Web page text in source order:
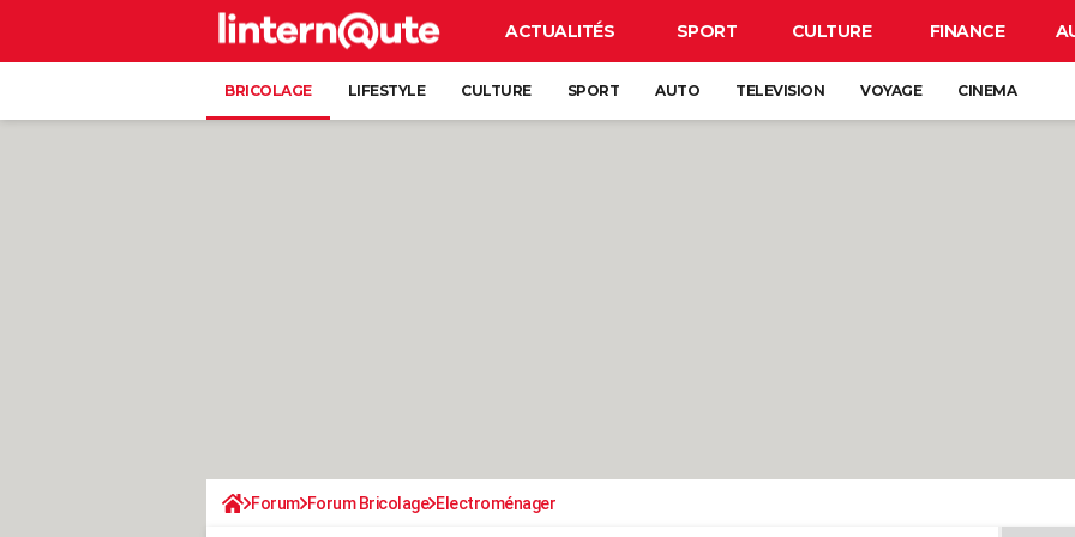
ACTUALITÉS SPORT CULTURE FINANCE
BRICOLAGE LIFESTYLE CULTURE SPORT AUTO TELEVISION VOYAGE CINEMA
Forum Forum Bricolage Electroménager